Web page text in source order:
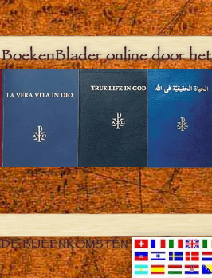
Blader online door
BIJEENKOMSTEN